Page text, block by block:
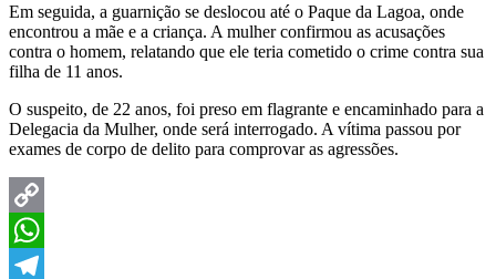
Em seguida, a guarnição se deslocou até o Paque da Lagoa, onde
encontrou a mãe e a criança. A mulher confirmou as acusações
contra o homem, relatando que ele teria cometido o crime contra sua
filha de 11 anos.
O suspeito, de 22 anos, foi preso em flagrante e encaminhado para a
Delegacia da Mulher, onde será interrogado. A vítima passou por
exames de corpo de delito para comprovar as agressões.
Copy
Link
WhatsApp